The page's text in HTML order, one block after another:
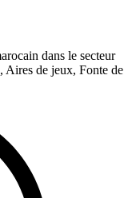
dans le secteur
de jeux, Fonte de